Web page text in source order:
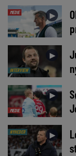
MEDIE ►
INTERVIEW
►
MEDIE
►
NYHEDER ►